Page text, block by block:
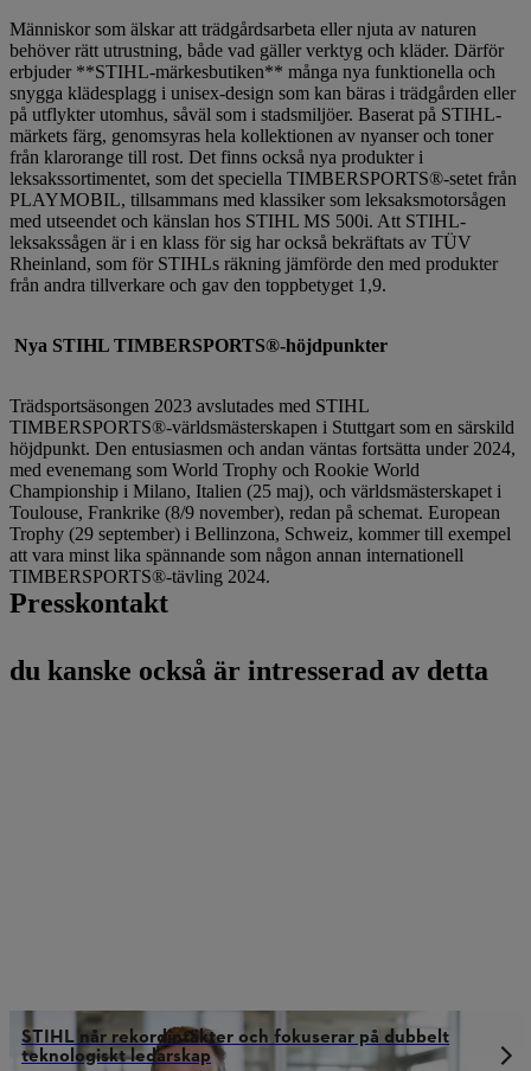
Människor som älskar att trädgårdsarbeta eller njuta av naturen
behöver rätt utrustning, både vad gäller verktyg och kläder. Därför
erbjuder **STIHL-märkesbutiken** många nya funktionella och
snygga klädesplagg i unisex-design som kan bäras i trädgården eller
på utflykter utomhus, såväl som i stadsmiljöer. Baserat på STIHL-
märkets färg, genomsyras hela kollektionen av nyanser och toner
från klarorange till rost. Det finns också nya produkter i
leksakssortimentet, som det speciella TIMBERSPORTS®-setet från
PLAYMOBIL, tillsammans med klassiker som leksaksmotorsågen
med utseendet och känslan hos STIHL MS 500i. Att STIHL-
leksakssågen är i en klass för sig har också bekräftats av TÜV
Rheinland, som för STIHLs räkning jämförde den med produkter
från andra tillverkare och gav den toppbetyget 1,9.
Nya STIHL TIMBERSPORTS®-höjdpunkter
Trädsportsäsongen 2023 avslutades med STIHL
TIMBERSPORTS®-världsmästerskapen i Stuttgart som en särskild
höjdpunkt. Den entusiasmen och andan väntas fortsätta under 2024,
med evenemang som World Trophy och Rookie World
Championship i Milano, Italien (25 maj), och världsmästerskapet i
Toulouse, Frankrike (8/9 november), redan på schemat. European
Trophy (29 september) i Bellinzona, Schweiz, kommer till exempel
att vara minst lika spännande som någon annan internationell
TIMBERSPORTS®-tävling 2024.
Presskontakt
du kanske också är intresserad av detta
STIHL når rekordintäkter och fokuserar på dubbelt
teknologiskt ledarskap